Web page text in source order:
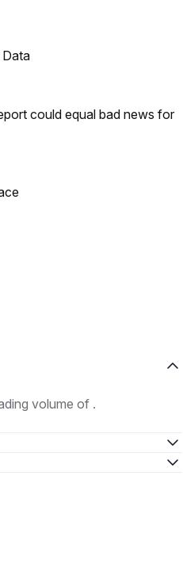
could equal bad news for
volume of .